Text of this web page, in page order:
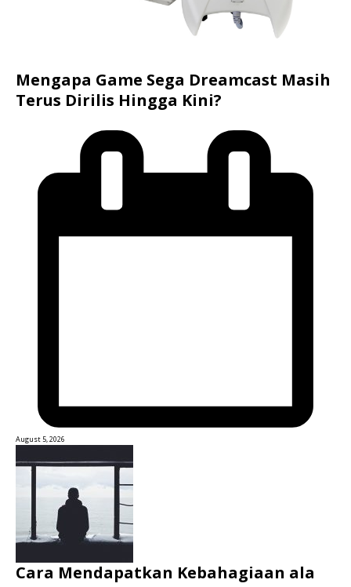
Mengapa Game Sega Dreamcast Masih
Terus Dirilis Hingga Kini?
August 5, 2026
Cara Mendapatkan Kebahagiaan ala